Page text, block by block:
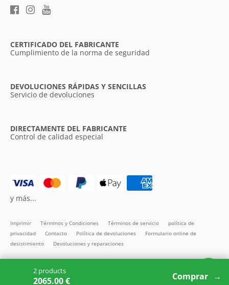
2 products
2065.00 € Comprar
CERTIFICADO DEL FABRICANTE
Cumplimiento de la norma de seguridad
DEVOLUCIONES RÁPIDAS Y SENCILLAS
Servicio de devoluciones
DIRECTAMENTE DEL FABRICANTE
Control de calidad especial
Imprimir Términos y Condiciones Términos de servicio
política de
privacidad
Contacto Política de devoluciones
Formulario online de
desistimiento
Devoluciones y reparaciones
Todos los precios incl. IVA
Copyright SMARTBett GmbH © 2026
y más...